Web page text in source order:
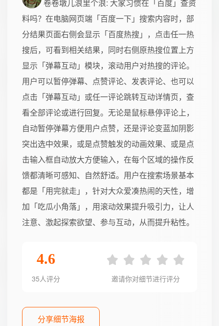
卷卷墩儿浪里个浪: 大家习惯在「百度」查资
料吗？在电脑网页端「百度一下」搜索内容时，部
分结果页面右侧会显示「百度热搜」，点击任一热
搜后，可看到相关结果，同时右侧原热搜位置上方
显示「弹幕互动」模块，滚动用户对热搜的评论。
用户可以暂停弹幕、点赞评论、发表评论、也可以
点击「弹幕互动」或任一评论跳转互动详情页，查
看全部评论或进行回复。无论是鼠标悬停评论上，
自动暂停弹幕方便用户点赞，还是评论变蓝加阴影
突出选中效果，或是点赞触发的动画效果、或是点
击输入框自动放大方便输入，在每个区域的操作反
馈都清晰可感知、自然舒适。用户在搜索场景基本
都是「用完就走」，针对大众爱凑热闹的天性，增
加「吃瓜小角落」，用滚动效果提升吸引力，让人
注意、激起探索欲望、参与互动，从而提升粘性。
4.6
35人评分 邀请你对细节进行评分
分享细节海报